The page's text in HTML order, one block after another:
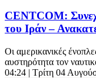
CENTCOM:
του Ιράν –
Οι αμερικανικές
αυστηρότητα τον
04:24 | Τρίτη 04